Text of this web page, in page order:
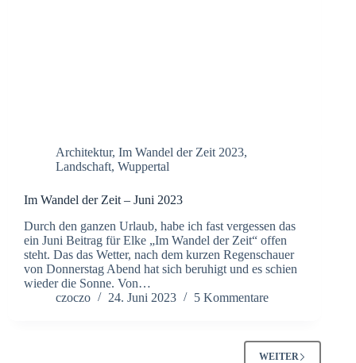
Architektur, Im Wandel der Zeit 2023,
Landschaft, Wuppertal
Im Wandel der Zeit – Juni 2023
Durch den ganzen Urlaub, habe ich fast vergessen das
ein Juni Beitrag für Elke „Im Wandel der Zeit“ offen
steht. Das das Wetter, nach dem kurzen Regenschauer
von Donnerstag Abend hat sich beruhigt und es schien
wieder die Sonne. Von…
czoczo
24. Juni 2023 5 Kommentare
WEITER